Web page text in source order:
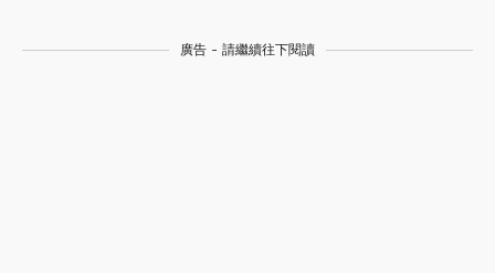
廣告 - 請繼續往下閱讀